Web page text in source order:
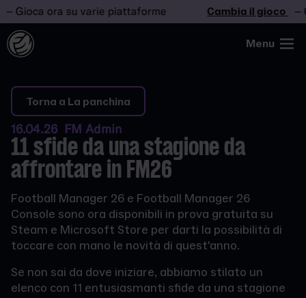
ora su varie piattaforme Cambia il gioco –
Menu
Torna a La panchina
16.04.26 FM Admin
11 sfide da una stagione da
affrontare in FM26
Football Manager 26 e Football Manager 26
Console sono ora disponibili in prova gratuita su
Steam e Microsoft Store per darti la possibilità di
toccare con mano le novità di quest'anno.
Se non sai da dove iniziare, abbiamo stilato un
elenco con 11 entusiasmanti sfide da una stagione